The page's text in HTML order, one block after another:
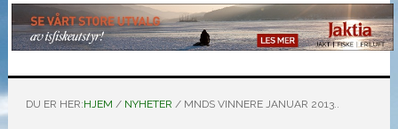
DU ER HER:HJEM / NYHETER /MNDS VINNERE JANUAR 2013..